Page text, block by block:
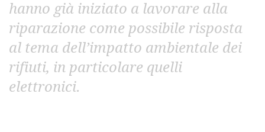
hanno già iniziato a lavorare alla
riparazione come possibile risposta
al tema dell’impatto ambientale dei
rifiuti, in particolare quelli
elettronici.